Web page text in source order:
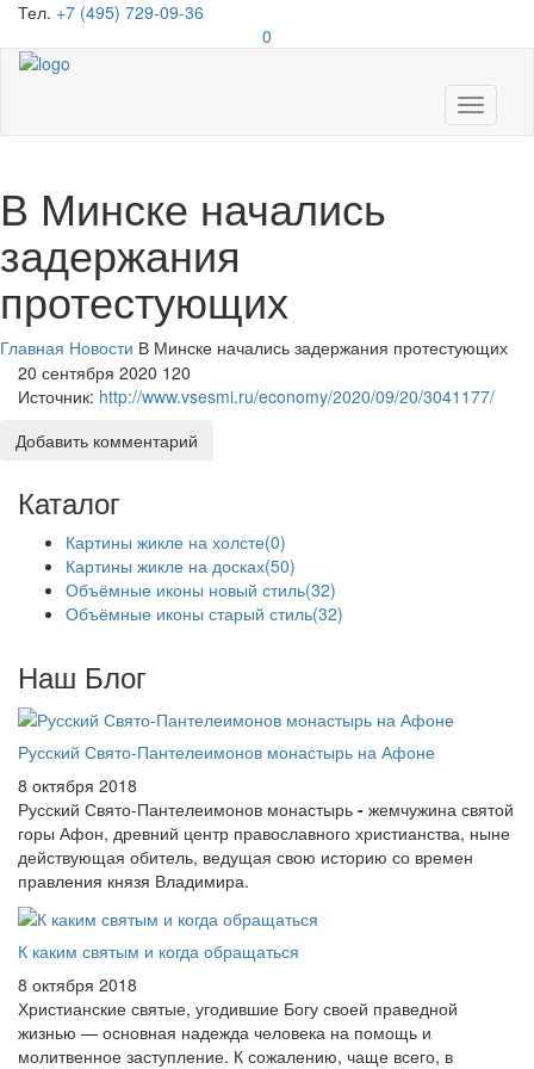
Тел. +7 (495) 729-09-36
0
Toggle
В Минске начались
задержания
протестующих
Главная Новости В Минске начались задержания протестующих
20 сентября 2020 120
Источник: http://www.vsesmi.ru/economy/2020/09/20/3041177/
Добавить комментарий
Каталог
Картины жикле на холсте(0)
Картины жикле на досках(50)
Объёмные иконы новый стиль(32)
Объёмные иконы старый стиль(32)
Наш Блог
Русский Свято-Пантелеимонов монастырь на Афоне
8 октября 2018
Русский Свято-Пантелеимонов монастырь - жемчужина святой
горы Афон, древний центр православного христианства, ныне
действующая обитель, ведущая свою историю со времен
правления князя Владимира.
К каким святым и когда обращаться
8 октября 2018
Христианские святые, угодившие Богу своей праведной
жизнью — основная надежда человека на помощь и
молитвенное заступление. К сожалению, чаще всего, в